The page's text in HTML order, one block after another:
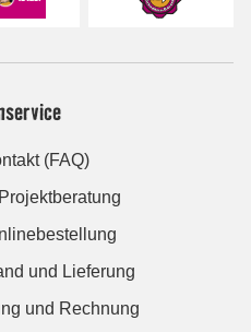
(FAQ)
und Lieferung
und Rechnung